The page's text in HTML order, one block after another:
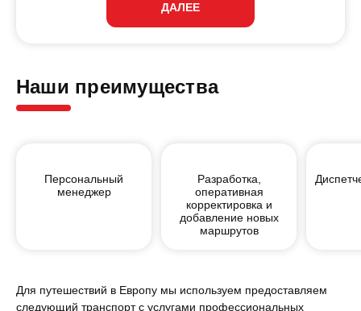
ДАЛЕЕ
Наши преимущества
Персональный
менеджер
Разработка,
оперативная
корректировка и
добавление новых
маршрутов
Для путешествий в Европу мы используем предоставляем
следующий транспорт с услугами профессиональных